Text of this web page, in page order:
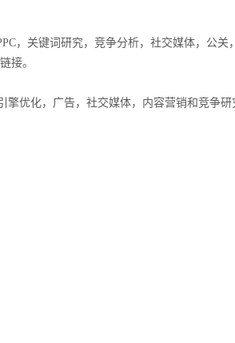
，关键词研究，竞争分析，社交媒体，公关
接。
擎优化，广告，社交媒体，内容营销和竞争研